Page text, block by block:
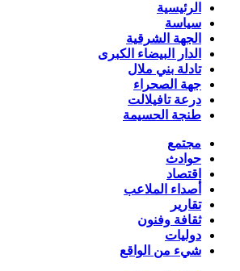
الرئيسية
سياسة
الجهة الشرقية
الدار البيضاء الكبرى
تادلة بني ملال
جهة الصحراء
درعة تافيلالت
طنجة الحسيمة
مجتمع
حوادث
اقتصاد
أصداء الملاعب
تقارير
ثقافة وفنون
دوليات
شيء من الواقع